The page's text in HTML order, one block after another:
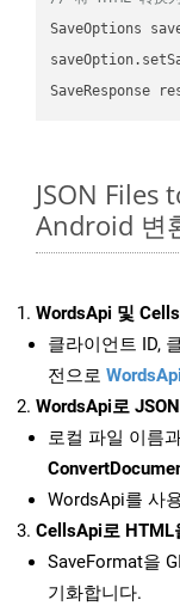
SaveOptions
SaveResponse
JSON Files
Android 변
WordsApi 및
클라이언트 ID,
전으로 WordsApi
WordsApi로
로컬 파일 이름
WordsApi를 사
CellsApi로 HTML
SaveFormat을
기화합니다.